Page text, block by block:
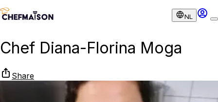
NL
Chef Diana-Florina Moga
Share